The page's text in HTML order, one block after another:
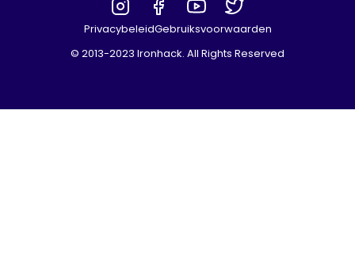
PrivacybeleidGebruiksvoorwaarden
© 2013-2023 Ironhack. All Rights Reserved